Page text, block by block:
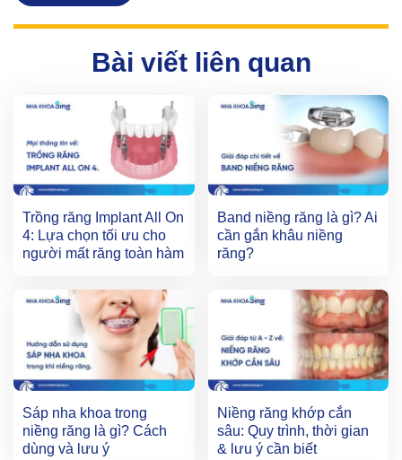
Bài viết liên quan
Trồng răng Implant All On
4: Lựa chọn tối ưu cho
người mất răng toàn hàm
Band niềng răng là gì? Ai
cần gắn khâu niềng
răng?
Sáp nha khoa trong
niềng răng là gì? Cách
dùng và lưu ý
Niềng răng khớp cắn
sâu: Quy trình, thời gian
& lưu ý cần biết